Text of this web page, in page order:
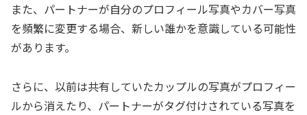
また、パートナーが自分のプロフィール写真やカバー写真
を頻繁に変更する場合、新しい誰かを意識している可能性
があります。
さらに、以前は共有していたカップルの写真がプロフィー
ルから消えたり、パートナーがタグ付けされている写真を